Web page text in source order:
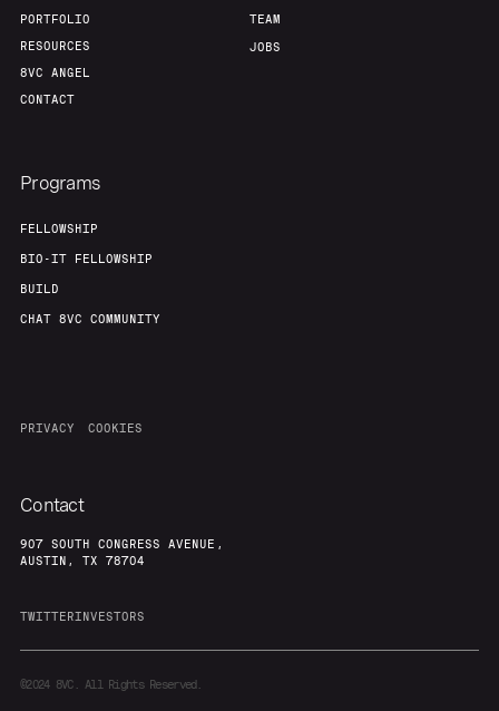
Our Thesis Jobs
Team
PORTFOLIO
RESOURCES
8VC ANGEL
CONTACT
TEAM
JOBS
Programs
FELLOWSHIP
BIO-IT FELLOWSHIP
BUILD
CHAT 8VC COMMUNITY
PRIVACY COOKIES
Contact
907 SOUTH CONGRESS AVENUE,
AUSTIN, TX 78704
TWITTERINVESTORS
©20248VC. All Rights Reserved.